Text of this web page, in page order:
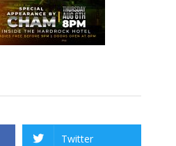
Twitter